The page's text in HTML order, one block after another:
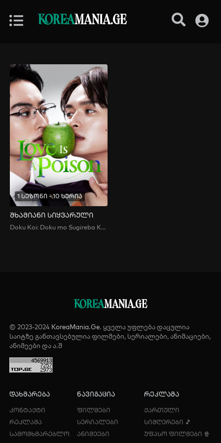
KOREAMANIA.GE
1 სეზონი - 10 სერია
შხამიანი სიყვარული
Doku Koi: Doku mo Sugireba Koi to Naru / Love Is Like a Poison , Love Is a Poison
KOREAMANIA.GE
© 2023-2024 KoreaMania.Ge. ყველა უფლება დაცულია
საიტზე განთავსებულია ფილმები, სერიალები, ანიმაციები,
ანიმეები და ა.შ
დახმარება
კონტაქტი
რეკლამა
სამომხმარებლო
ნავიგაცია
ფილმები
სერიალები
ანიმეები
რეკლამა
ქართული
სიმღერები 🎵
უფასო ფილმები 🍿